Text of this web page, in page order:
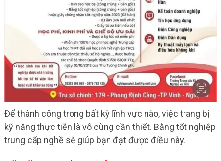
Để thành công trong bất kỳ lĩnh vực nào, việc trang bị
kỹ năng thực tiễn là vô cùng cần thiết. Bằng tốt nghiệp
trung cấp nghề sẽ giúp bạn đạt được điều này.